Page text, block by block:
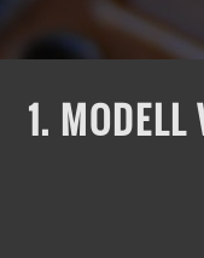
1. MODELL